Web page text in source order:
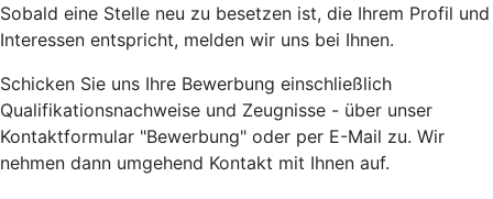
Sobald eine Stelle neu zu besetzen ist, die Ihrem Profil und
Interessen entspricht, melden wir uns bei Ihnen.
Schicken Sie uns Ihre Bewerbung einschließlich
Qualifikationsnachweise und Zeugnisse - über unser
Kontaktformular "Bewerbung" oder per E-Mail zu. Wir
nehmen dann umgehend Kontakt mit Ihnen auf.